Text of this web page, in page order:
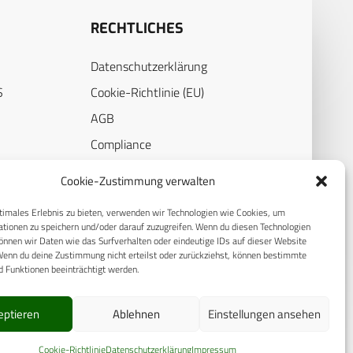
Cookie-Zustimmung verwalten
Erlebnis zu bieten, verwenden wir Technologien wie Cookies, um
zu speichern und/oder darauf zuzugreifen. Wenn du diesen Technologien
wir Daten wie das Surfverhalten oder eindeutige IDs auf dieser Website
du deine Zustimmung nicht erteilst oder zurückziehst, können bestimmte
Funktionen beeinträchtigt werden.
Ablehnen Einstellungen ansehen
Cookie-RichtlinieDatenschutzerklärungImpressum
RECHTLICHES
Datenschutzerklärung
Cookie-Richtlinie (EU)
AGB
Compliance